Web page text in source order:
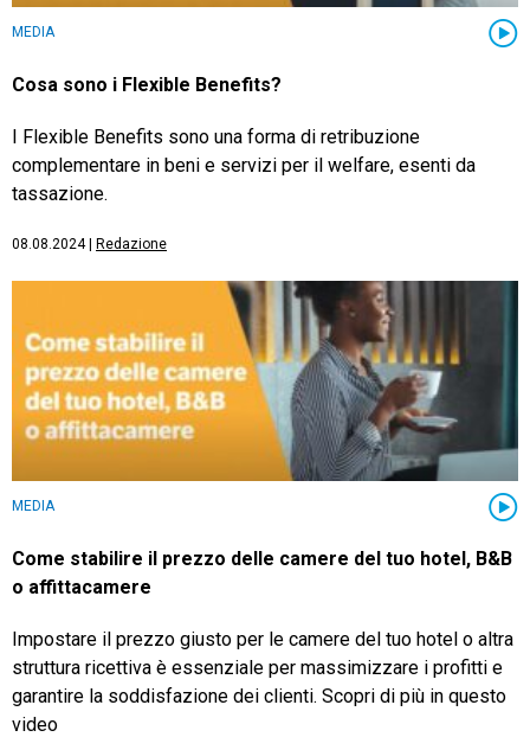
MEDIA
Cosa sono i Flexible Benefits?
I Flexible Benefits sono una forma di retribuzione
complementare in beni e servizi per il welfare, esenti da
tassazione.
08.08.2024| Redazione
MEDIA
Come stabilire il prezzo delle camere del tuo hotel, B&B
o affittacamere
Impostare il prezzo giusto per le camere del tuo hotel o altra
struttura ricettiva è essenziale per massimizzare i profitti e
garantire la soddisfazione dei clienti. Scopri di più in questo
video